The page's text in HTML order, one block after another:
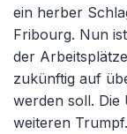
ein herber
Fribourg. Nun
der
zukünftig auf
werden soll. Die
weiteren